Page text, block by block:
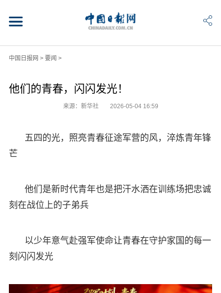
中国日报网 > 要闻 >
他们的青春，闪闪发光！
来源：新华社 2026-05-04 16:59
五四的光，照亮青春征途军营的风，淬炼青年锋
芒
他们是新时代青年也是把汗水洒在训练场把忠诚
刻在战位上的子弟兵
以少年意气赴强军使命让青春在守护家国的每一
刻闪闪发光